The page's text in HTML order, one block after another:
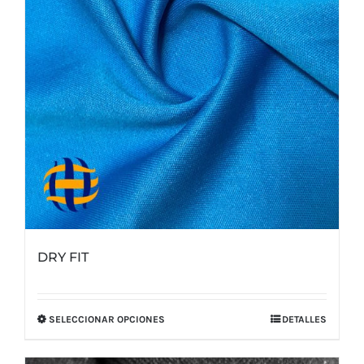
elegir
en
la
página
de
producto
DRY FIT
SELECCIONAR OPCIONES DETALLES